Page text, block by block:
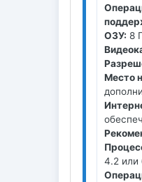
ОЗУ: 8
Место
4.2 или